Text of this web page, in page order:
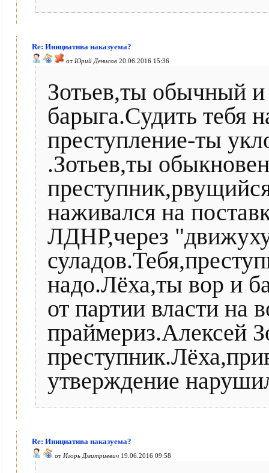
Re: Инициатива наказуема?
от Юрий Денисов 20.06.2016 15:36
Зотьев,ты обычный
барыга.Судить тебя
преступление-ты
.Зотьев,ты
наживался на
ЛДНР,через
надо.Лёха,ты вор и
от партии власти на
праймериз.Алексей
утверждение
Re: Инициатива наказуема?
от Игорь Дмитриевич 19.06.2016 09:58